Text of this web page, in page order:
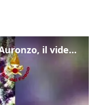
Frana lambisce le case di Auronzo, il video dall'elicottero dei vigili del fuoco